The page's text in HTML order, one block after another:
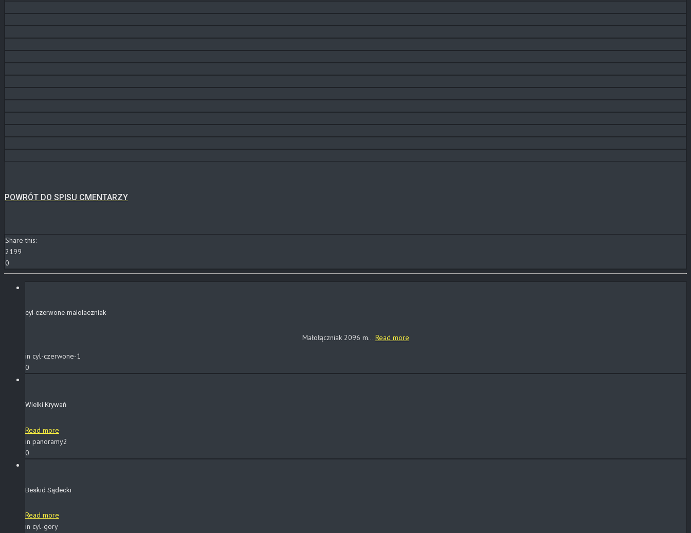
POWRÓT DO SPISU CMENTARZY
Share this:
2199
0
cyl-czerwone-malolaczniak
Małołączniak 2096 m... Read more
in cyl-czerwone-1
0
Wielki Krywań
Read more
in panoramy2
0
Beskid Sądecki
Read more
in cyl-gory